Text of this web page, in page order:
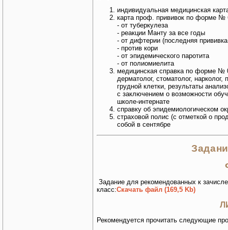
индивидуальная медицинская
карта проф. прививок по форме №
- от туберкулеза
- реакции Манту за все годы
- от дифтерии (последняя
- против кори
- от эпидемического паротита
- от полиомиелита
медицинская справка по форме №
дерматолог, стоматолог,
грудной клетки, результаты
с заключением о возможности
школе-интернате
справку об эпидемиологическом
страховой полис (с отметкой о
собой в сентябре
Задание для рекомендованных к
класс:Скачать файл (169,5 Kb)
Рекомендуется прочитать следующие